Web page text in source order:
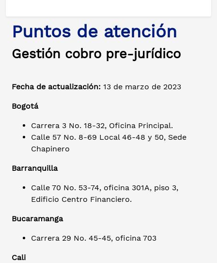
Puntos de atención
Gestión cobro pre-jurídico
Fecha de actualización: 13 de marzo de 2023
Bogotá
Carrera 3 No. 18-32, Oficina Principal.
Calle 57 No. 8-69 Local 46-48 y 50, Sede
Chapinero
Barranquilla
Calle 70 No. 53-74, oficina 301A, piso 3,
Edificio Centro Financiero.
Bucaramanga
Carrera 29 No. 45-45, oficina 703
Cali